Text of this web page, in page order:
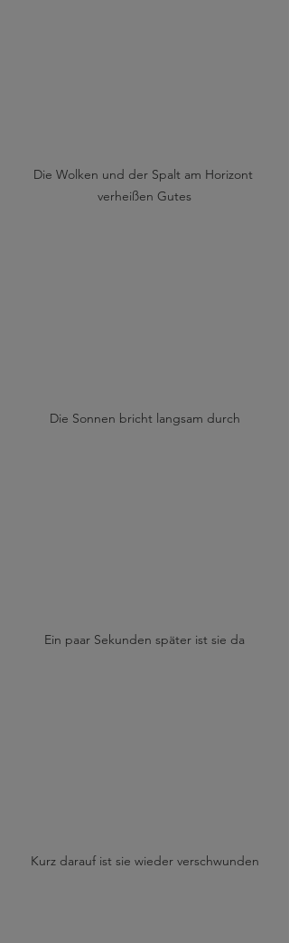
Die Wolken und der Spalt am Horizont
verheißen Gutes
Die Sonnen bricht langsam durch
Ein paar Sekunden später ist sie da
Kurz darauf ist sie wieder verschwunden